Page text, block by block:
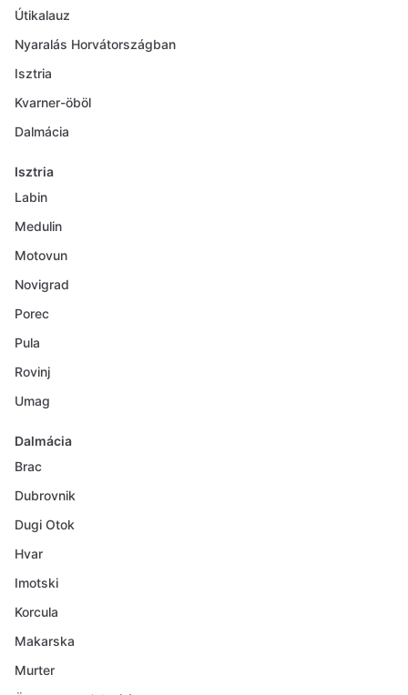
Útikalauz
Nyaralás Horvátországban
Isztria
Kvarner-öböl
Dalmácia
Isztria
Labin
Medulin
Motovun
Novigrad
Porec
Pula
Rovinj
Umag
Dalmácia
Brac
Dubrovnik
Dugi Otok
Hvar
Imotski
Korcula
Makarska
Murter